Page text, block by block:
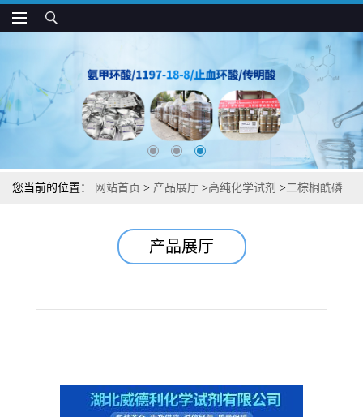
您当前的位置： 网站首页 > 产品展厅 >高纯化学试剂 >二棕榈酰磷
产品展厅